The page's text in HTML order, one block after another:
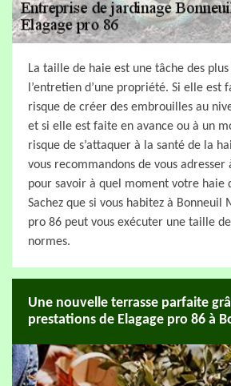
La taille de haie est une tâche des
l’entretien d’une propriété. Si elle
risque de créer des embrouilles au
et si elle est faite en avance ou à un
risque de s’attaquer à la santé de la
vous recommandons de vous adresser
pour savoir à quel moment votre haie
Sachez que si vous habitez à Bonneuil
pro 86 peut vous exécuter une taille
normes.
Une nouvelle terrasse parfaite
prestations de Elagage pro 86 à